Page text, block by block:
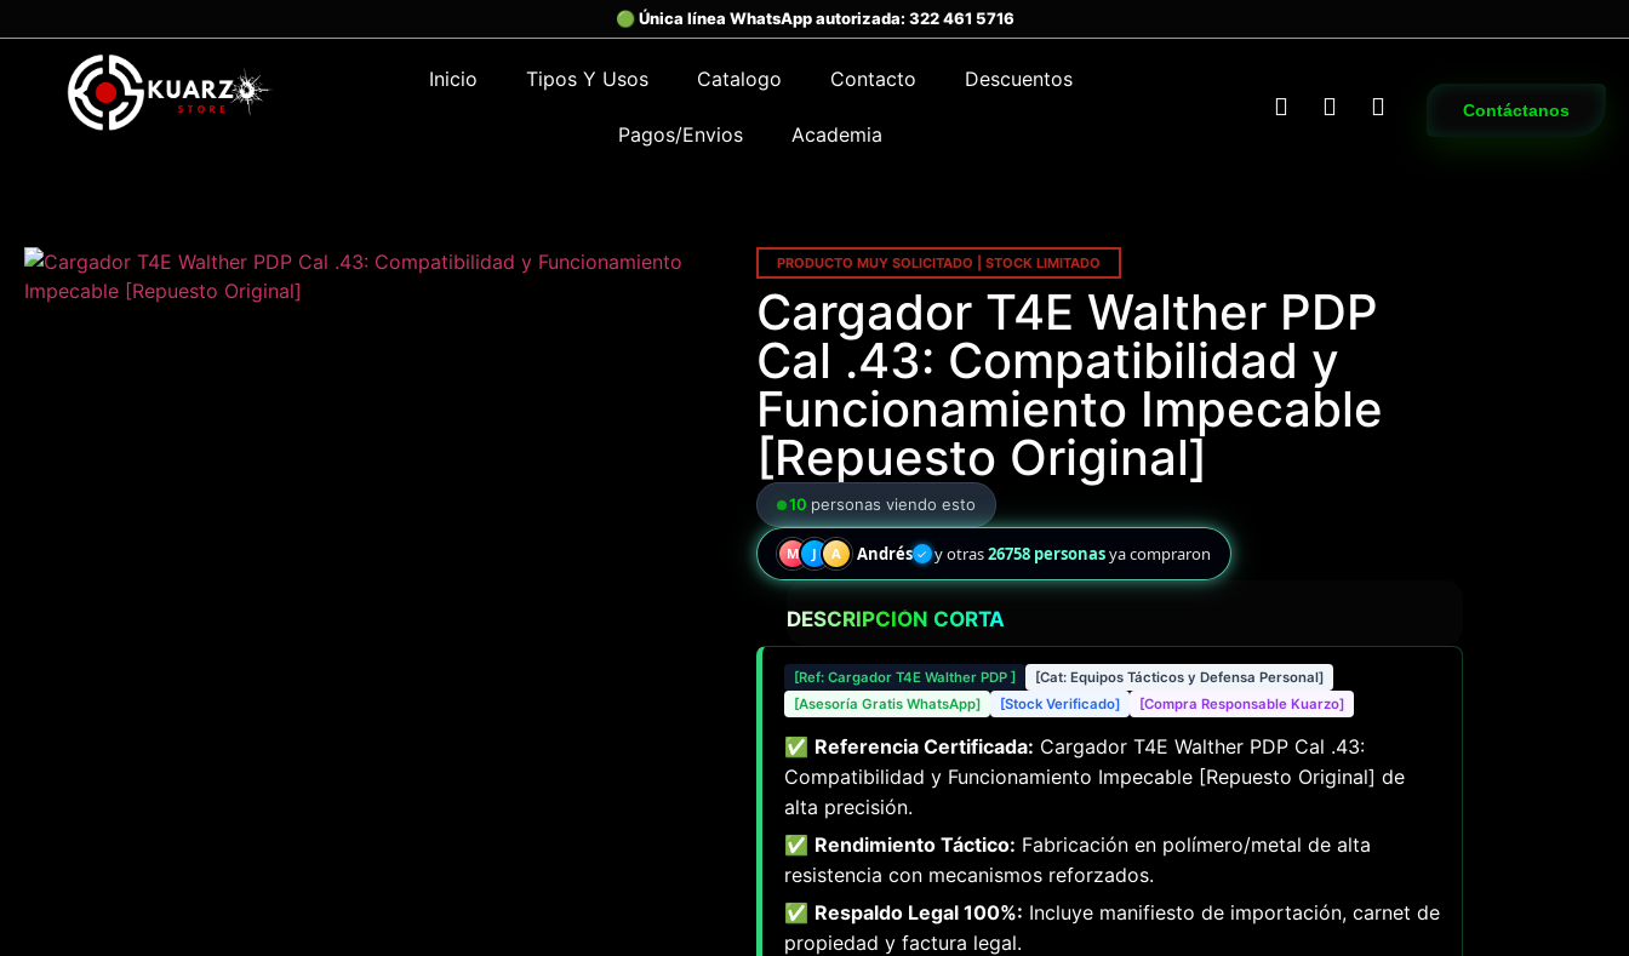
Inicio Tipos Y Usos Catalogo Contacto Descuentos
Pagos/Envios Academia
Contáctanos
PRODUCTO MUY SOLICITADO | STOCK LIMITADO
Cargador T4E Walther PDP
Cal .43: Compatibilidad y
Funcionamiento Impecable
[Repuesto Original]
10 personas viendo esto
M J A Andrés ✓ y otras26758 personasya compraron
DESCRIPCIÓN CORTA
[Ref: Cargador T4E Walther PDP ]
[Cat: Equipos Tácticos y Defensa Personal]
[Asesoría Gratis WhatsApp]
[Stock Verificado] [Compra Responsable Kuarzo]
✅ Referencia Certificada: Cargador T4E Walther PDP Cal .43:
Compatibilidad y Funcionamiento Impecable [Repuesto Original] de
alta precisión.
✅ Rendimiento Táctico: Fabricación en polímero/metal de alta
resistencia con mecanismos reforzados.
✅ Respaldo Legal 100%: Incluye manifiesto de importación, carnet de
propiedad y factura legal.